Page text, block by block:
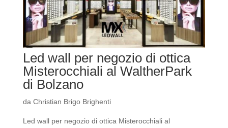
Led wall per negozio di ottica
Misterocchiali al WaltherPark
di Bolzano
da Christian Brigo Brighenti
Led wall per negozio di ottica Misterocchiali al